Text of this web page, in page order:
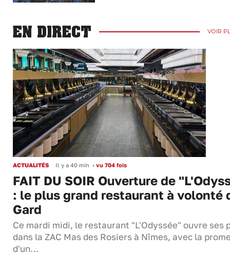
EN DIRECT VOIR
ACTUALITÉS Il y a 40 min • vu 704 fois
FAIT DU SOIR Ouverture de
: le plus grand restaurant à volonté
Gard
Ce mardi midi, le restaurant "L'Odyssée" ouvre ses
dans la ZAC Mas des Rosiers à Nîmes, avec la
d'un…